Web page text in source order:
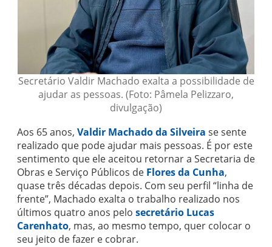
Secretário Valdir Machado exalta a possibilidade de
ajudar as pessoas. (Foto: Pâmela Pelizzaro,
divulgação)
Aos 65 anos, Valdir Machado da Silveira se sente
realizado que pode ajudar mais pessoas. É por este
sentimento que ele aceitou retornar a Secretaria de
Obras e Serviço Públicos de Flores da Cunha,
quase três décadas depois. Com seu perfil “linha de
frente”, Machado exalta o trabalho realizado nos
últimos quatro anos pelo secretário Lucas
Carenhato, mas, ao mesmo tempo, quer colocar o
seu jeito de fazer e cobrar.